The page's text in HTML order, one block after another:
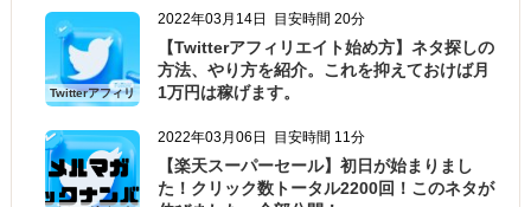
Twitterアフィリ
エイトの始め方
2022年03月14日 目安時間 20分
【Twitterアフィリエイト始め方】ネタ探しの
方法、やり方を紹介。これを抑えておけば月
1万円は稼げます。
2022年03月06日 目安時間 11分
【楽天スーパーセール】初日が始まりまし
た！クリック数トータル2200回！このネタが